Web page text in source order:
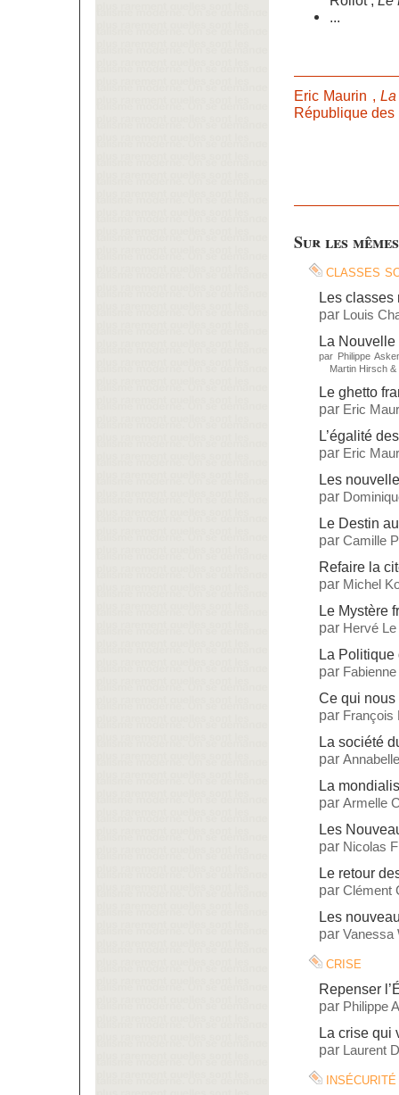
...
Eric Maurin ,
République des
Sur les
classes
Les classes
par Louis
La
par Philippe
Martin Hirsch &
Le ghetto
par Eric
L’égalité
par Eric
Les
par
Le Destin
par Camille
Refaire la
par Michel
Le Mystère
par Hervé
La Politique
par
Ce qui nous
par François
La société
par
La
par Armelle
Les
par Nicolas
Le retour
par Clément
Les
par Vanessa
crise
Repenser
par Philippe
La crise qui
par Laurent